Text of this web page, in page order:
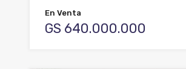
En Venta
GS 640.000.000